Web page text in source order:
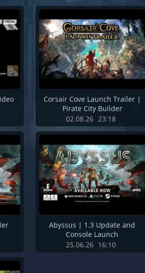
Corsair Cove Launch Trailer |
Pirate City Builder
02.08.26 23:18
Abyssus | 1.3 Update and
Console Launch
25.06.26 16:10